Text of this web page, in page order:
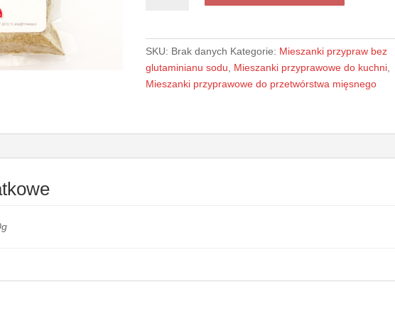
sodu
SKU: Brak danych Kategorie: Mieszanki przypraw bez
glutaminianu sodu
Mieszanki przyprawowe do kuchni
Mieszanki przyprawowe do przetwórstwa mięsnego